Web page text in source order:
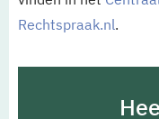
Rechtspraak.nl.